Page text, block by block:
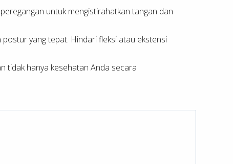
untuk mengistirahatkan tangan dan
yang tepat. Hindari fleksi atau ekstensi
tidak hanya kesehatan Anda secara